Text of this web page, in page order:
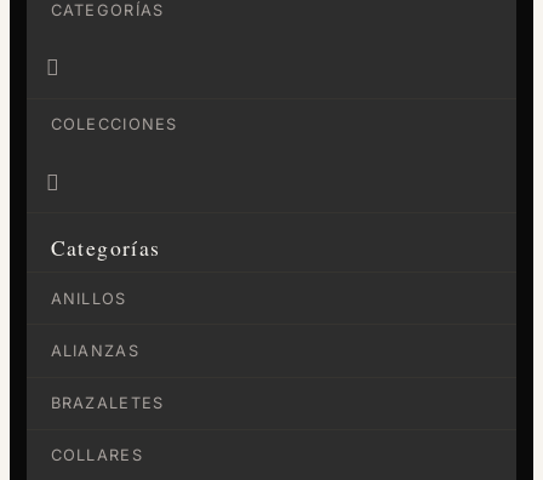
CATEGORÍAS

COLECCIONES

Categorías
ANILLOS
ALIANZAS
BRAZALETES
COLLARES